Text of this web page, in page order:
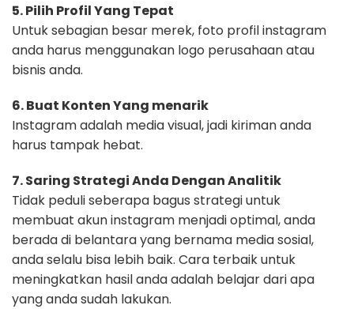
5. Pilih Profil Yang Tepat
Untuk sebagian besar merek, foto profil instagram
anda harus menggunakan logo perusahaan atau
bisnis anda.
6. Buat Konten Yang menarik
Instagram adalah media visual, jadi kiriman anda
harus tampak hebat.
7. Saring Strategi Anda Dengan Analitik
Tidak peduli seberapa bagus strategi untuk
membuat akun instagram menjadi optimal, anda
berada di belantara yang bernama media sosial,
anda selalu bisa lebih baik. Cara terbaik untuk
meningkatkan hasil anda adalah belajar dari apa
yang anda sudah lakukan.